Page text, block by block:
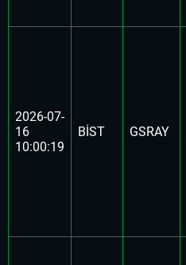
2026-07-
16
10:00:19
BİST GSRAY